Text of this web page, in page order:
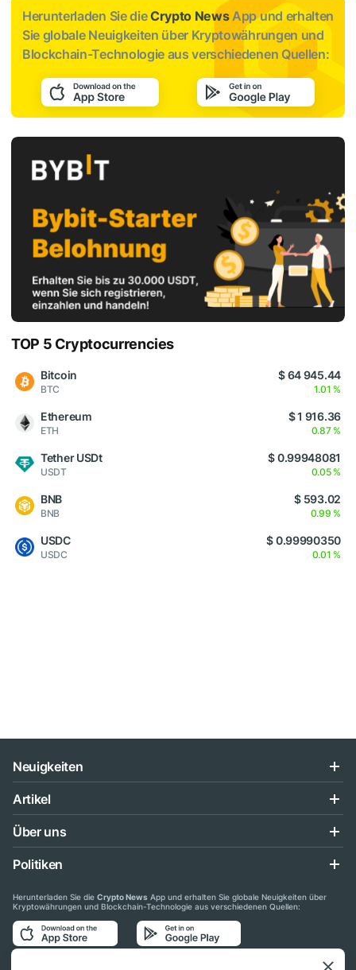
Herunterladen Sie dieCrypto NewsApp und erhalten
Sie globale Neuigkeiten über Kryptowährungen und
Blockchain-Technologie aus verschiedenen Quellen:
TOP 5 Cryptocurrencies
Bitcoin
BTC
$ 64 945.44
1.01 %
Ethereum
ETH
$ 1 916.36
0.87 %
Tether USDt
USDT
$ 0.99948081
0.05 %
BNB
BNB
$ 593.02
0.99 %
USDC
USDC
$ 0.99990350
0.01 %
Neuigkeiten
Artikel
Über uns
Politiken
Herunterladen Sie die Crypto News App und erhalten Sie globale Neuigkeiten über
Kryptowährungen und Blockchain-Technologie aus verschiedenen Quellen: